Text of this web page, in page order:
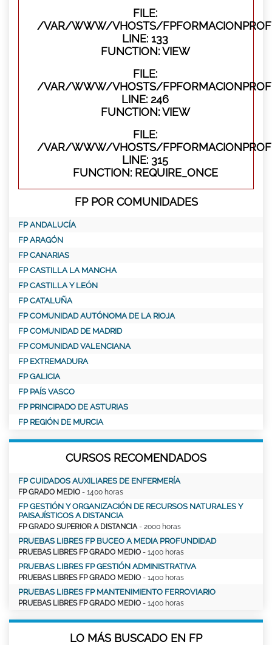
FILE:
/VAR/WWW/VHOSTS/
LINE: 133
FUNCTION: VIEW
FILE:
/VAR/WWW/VHOSTS/
LINE: 246
FUNCTION: VIEW
FILE:
/VAR/WWW/VHOSTS/
LINE: 315
FUNCTION: REQUIRE_ONCE
FP POR COMUNIDADES
FP ANDALUCÍA
FP ARAGÓN
FP CANARIAS
FP CASTILLA LA MANCHA
FP CASTILLA Y LEÓN
FP CATALUÑA
FP COMUNIDAD AUTÓNOMA DE LA RIOJA
FP COMUNIDAD DE MADRID
FP COMUNIDAD VALENCIANA
FP EXTREMADURA
FP GALICIA
FP PAÍS VASCO
FP PRINCIPADO DE ASTURIAS
FP REGIÓN DE MURCIA
CURSOS RECOMENDADOS
FP CUIDADOS AUXILIARES DE ENFERMERÍA
FP GRADO MEDIO - 1400 horas
FP GESTIÓN Y ORGANIZACIÓN DE RECURSOS NATURALES Y
PAISAJÍSTICOS A DISTANCIA
FP GRADO SUPERIOR A DISTANCIA - 2000 horas
PRUEBAS LIBRES FP BUCEO A MEDIA PROFUNDIDAD
PRUEBAS LIBRES FP GRADO MEDIO - 1400 horas
PRUEBAS LIBRES FP GESTIÓN ADMINISTRATIVA
PRUEBAS LIBRES FP GRADO MEDIO - 1400 horas
PRUEBAS LIBRES FP MANTENIMIENTO FERROVIARIO
PRUEBAS LIBRES FP GRADO MEDIO - 1400 horas
LO MÁS BUSCADO EN FP